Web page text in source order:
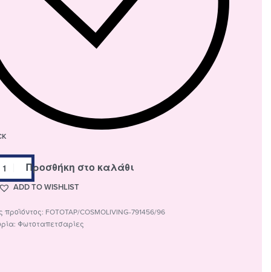
Προσθήκη στο καλάθι
ADD TO WISHLIST
FOTOTAP/COSMOLIVING-791456/96
Φωτοταπετσαρίες